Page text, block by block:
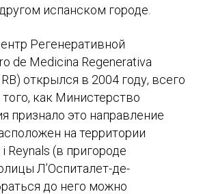
испанском городе.
Регенеративной
de Medicina Regenerativa
открылся в 2004 году, всего
как Министерство
признало это направление
на территории
Reynals (в пригороде
Л’Оспиталет-де-
до него можно